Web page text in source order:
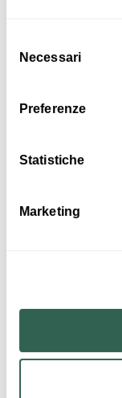
delNecessari
Preferenze
Statistiche
Marketing
Interessi